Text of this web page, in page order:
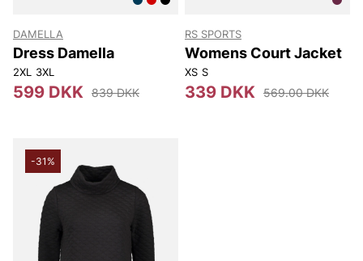
DAMELLA
Dress Damella
2XL 3XL
599 DKK 839 DKK
RS SPORTS
Womens Court Jacket
XS S
339 DKK 569.00 DKK
-31%